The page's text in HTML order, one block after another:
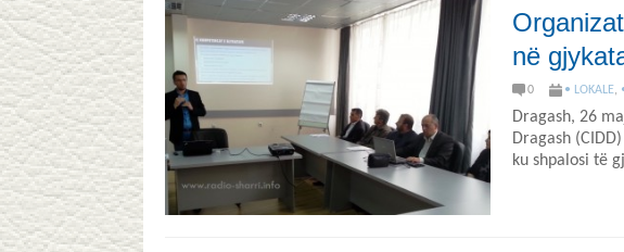
në
0 • LOKALE,
Dragash, 26
Dragash
ku shpalosi të